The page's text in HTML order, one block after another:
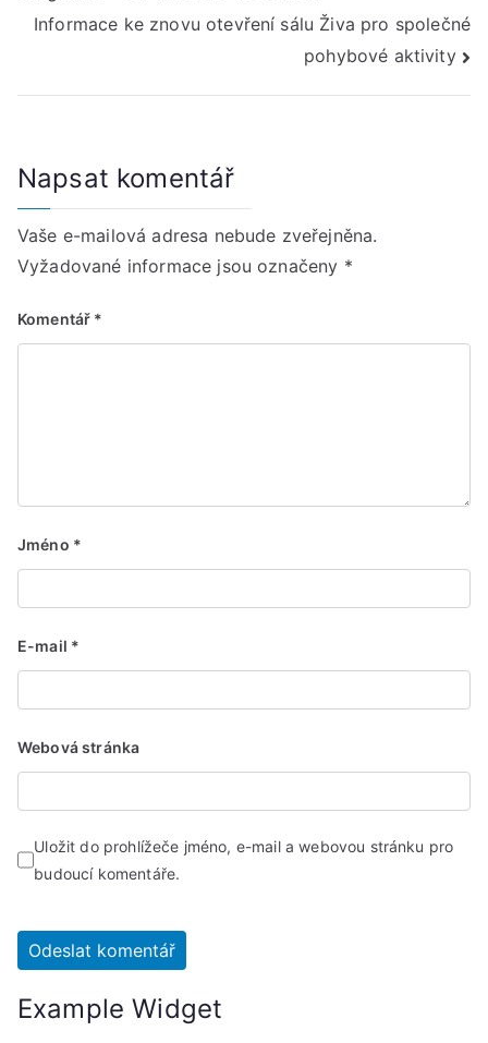
Informace ke znovu otevření sálu Živa pro společné
pohybové aktivity
Napsat komentář
Vaše e-mailová adresa nebude zveřejněna.
Vyžadované informace jsou označeny *
Komentář *
Jméno *
E-mail *
Webová stránka
Uložit do prohlížeče jméno, e-mail a webovou stránku pro
budoucí komentáře.
Example Widget